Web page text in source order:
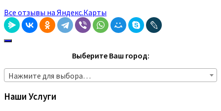
Все отзывы на Яндекс.Карты
Выберите Ваш город:
Нажмите для выбора…
Наши Услуги